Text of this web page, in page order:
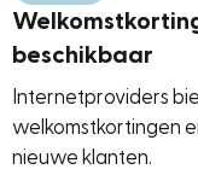
beschikbaar
Internetproviders
welkomstkortingen
nieuwe klanten.